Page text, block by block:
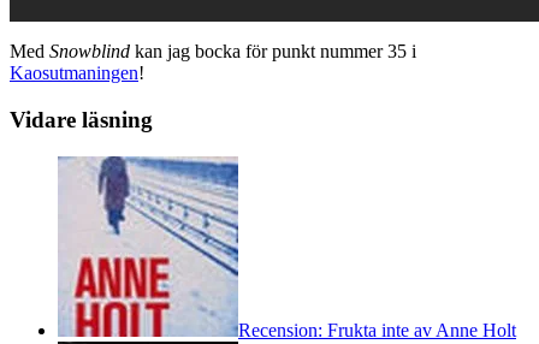
Med Snowblind kan jag bocka för punkt nummer 35 i
Kaosutmaningen!
Vidare läsning
Recension: Frukta inte av Anne Holt